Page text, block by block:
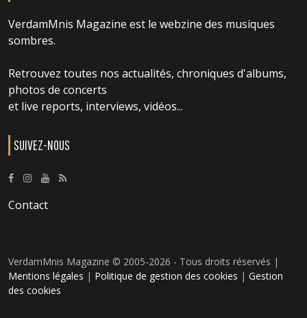
VerdamMnis Magazine est le webzine des musiques
sombres.
Retrouvez toutes nos actualités, chroniques d'albums,
photos de concerts
et live reports, interviews, vidéos...
SUIVEZ-NOUS
Contact
VerdamMnis Magazine © 2005-2026 - Tous droits réservés |
Mentions légales | Politique de gestion des cookies | Gestion
des cookies